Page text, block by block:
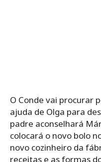
O Conde vai procurar
ajuda de Olga para
padre aconselhará
colocará o novo bolo
novo cozinheiro da
receitas e as formas